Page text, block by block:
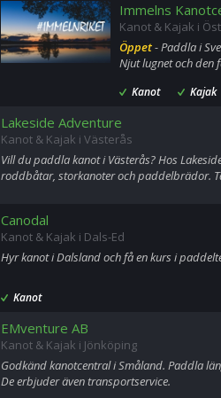
Immelns
Kanot & Kajak i
Öppet- Paddla i
Njut lugnet och den
Kanot Kajak
Lakeside Adventure
Kanot & Kajak i Västerås
Vill du paddla kanot i Västerås? Hos
roddbåtar, storkanoter och paddelbrädor.
Canodal
Kanot & Kajak i Dals-Ed
Hyr kanot i Dalsland och få en kurs i
Kanot
EMventure AB
Kanot & Kajak i Jönköping
Godkänd kanotcentral i Småland. Paddla
De erbjuder även transportservice.